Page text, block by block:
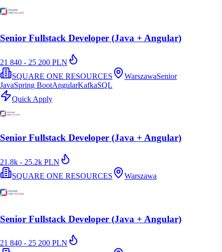
Senior Fullstack Developer (Java + Angular)
21 840 - 25 200 PLN
SQUARE ONE RESOURCES
WarszawaSenior
JavaSpring BootAngularKafkaSQL
Quick Apply
Senior Fullstack Developer (Java + Angular)
21.8k - 25.2k PLN
SQUARE ONE RESOURCES
Warszawa
Senior Fullstack Developer (Java + Angular)
21 840 - 25 200 PLN